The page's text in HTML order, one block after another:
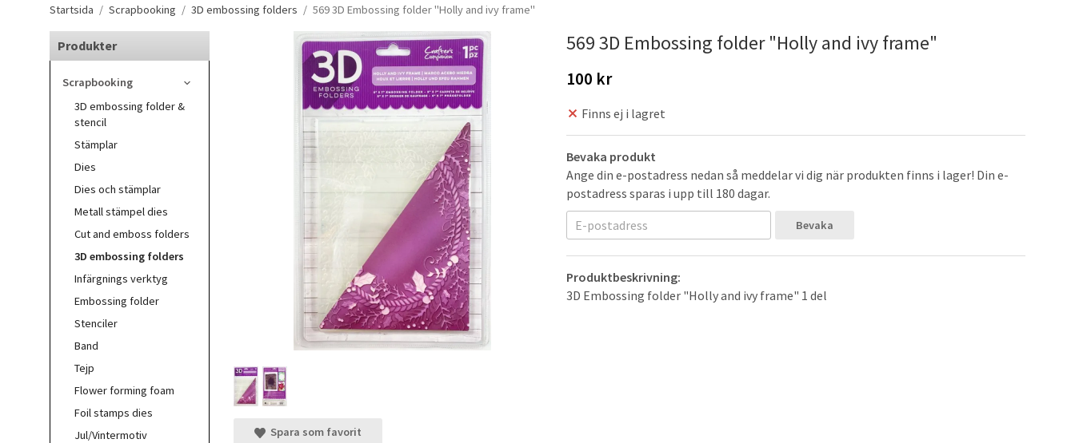
Startsida / Scrapbooking / 3D embossing folders / 569 3D Embossing folder "Holly and ivy frame"
Produkter
Scrapbooking
3D embossing folder &
stencil
Stämplar
Dies
Dies och stämplar
Metall stämpel dies
Cut and emboss folders
3D embossing folders
Infärgnings verktyg
Embossing folder
Stenciler
Band
Tejp
Flower forming foam
Foil stamps dies
Jul/Vintermotiv
569 3D Embossing folder "Holly and ivy frame"
100 kr
Finns ej i lagret
Bevaka produkt
Ange din e-postadress nedan så meddelar vi dig när produkten finns i lager! Din e-
postadress sparas i upp till 180 dagar.
Bevaka
Produktbeskrivning:
3D Embossing folder "Holly and ivy frame" 1 del
Spara som favorit